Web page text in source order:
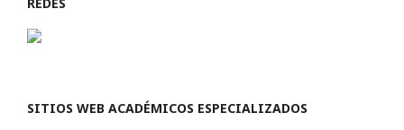
SITIOS WEB ACADÉMICOS ESPECIALIZADOS